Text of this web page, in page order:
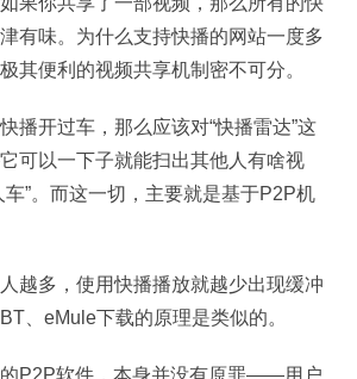
有味。为什么支持快播的网站一度多
其便利的视频共享机制密不可分。
播开过车，那么应该对“快播雷达”这
可以一下子就能扫出其他人有啥视
车”。而这一切，主要就是基于P2P机
越多，使用快播播放就越少出现缓冲
、eMule下载的原理是类似的。
P2P软件，本身并没有原罪——用户